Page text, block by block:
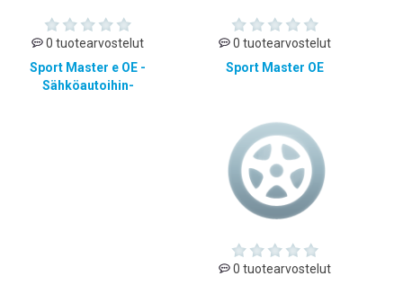
0 tuotearvostelut
Sport Master e OE -
Sähköautoihin-
0 tuotearvostelut
Sport Master OE
0 tuotearvostelut